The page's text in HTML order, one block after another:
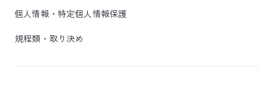
個人情報・特定個人情報保護
規程類・取り決め